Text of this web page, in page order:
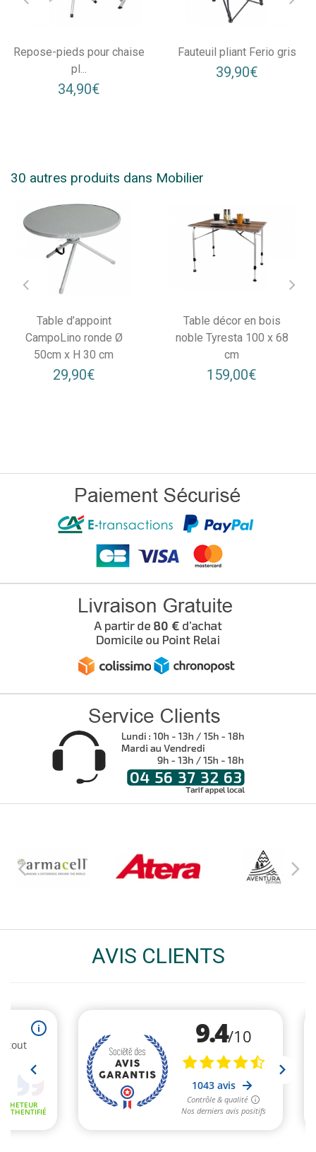
Repose-pieds pour chaise
pl...
34,90€
Fauteuil pliant Ferio gris
39,90€
30 autres produits dans Mobilier
Table d’appoint
CampoLino ronde Ø
50cm x H 30 cm
29,90€
Table décor en bois
noble Tyresta 100 x 68
cm
159,00€
AVIS CLIENTS